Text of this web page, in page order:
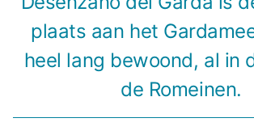
plaats aan het
heel lang bewoond, al in
de Romeinen.